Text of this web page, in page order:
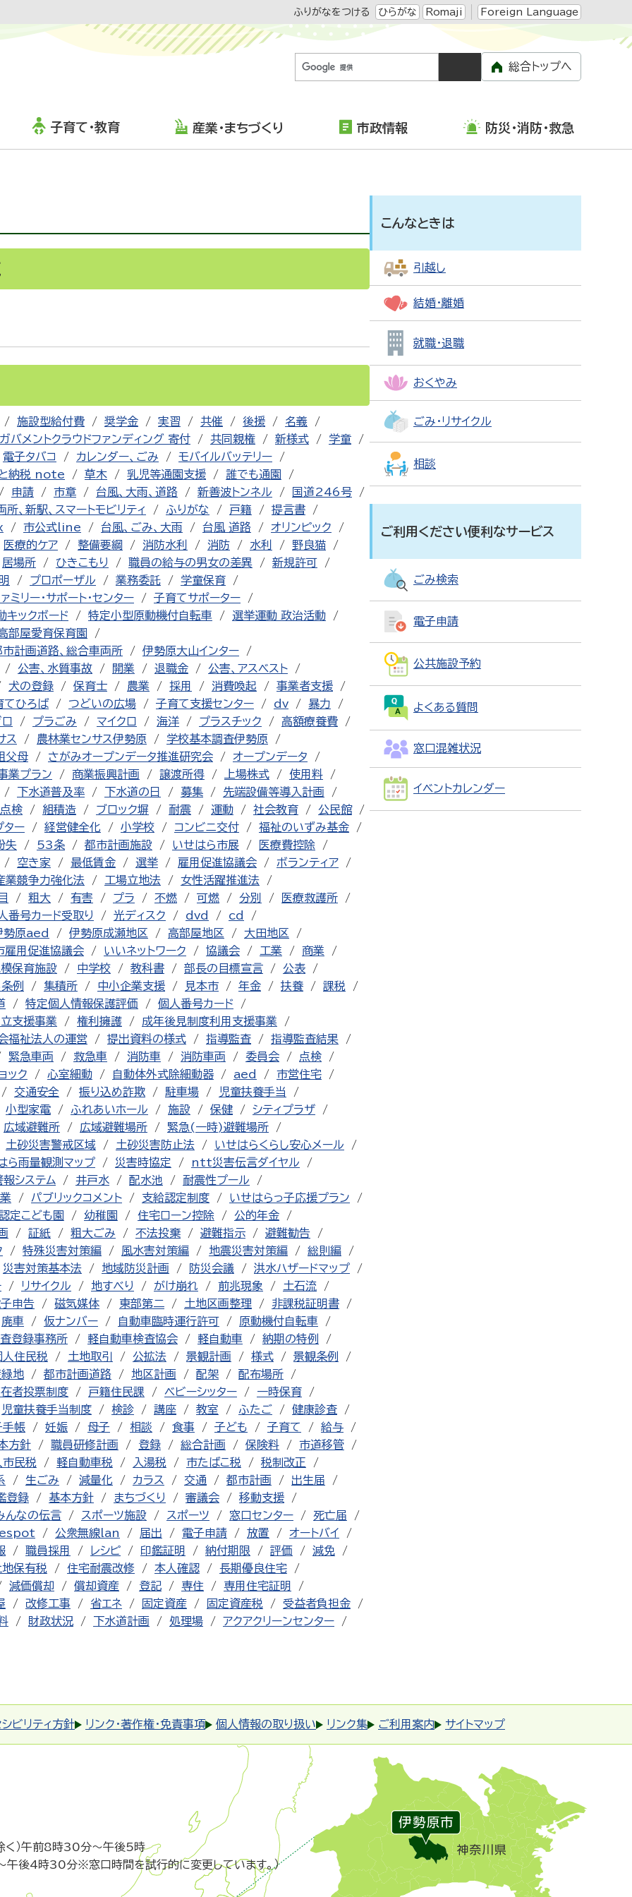
ふりがなをつける ひらがな Romaji Foreign Language
総合トップへ
子育て・教育 産業・まちづくり 市政情報 防災・消防・救急
施設型給付費 奨学金 実習 共催 後援
名義
バメントクラウドファンディング 寄付
共同親権 新様式
学童
電子タバコ
カレンダー、ごみ
モバイルバッテリー
納税 note
草木 乳児等通園支援
誰でも通園
申請
市章 台風、大雨、道路 新善波トンネル
国道246号
、新駅、スマートモビリティ
ふりがな 戸籍
提言書
市公式line 台風、ごみ、大雨 台風 道路
オリンピック
医療的ケア
整備要綱 消防水利 消防 水利
野良猫
居場所
ひきこもり 職員の給与の男女の差異
新規許可
プロポーザル 業務委託
学童保育
ミリー・サポート・センター
子育てサポーター
キックボード
特定小型原動機付自転車
選挙運動 政治活動
部屋愛育保育園
市計画道路、総合車両所
伊勢原大山インター
公害、水質事故
開業 退職金
公害、アスベスト
犬の登録
保育士 農業 採用 消費喚起
事業者支援
てひろば
つどいの広場 子育て支援センター dv
暴力
プラごみ マイクロ 海洋 プラスチック
高額療養費
ス
農林業センサス伊勢原
学校基本調査伊勢原
父母
さがみオープンデータ推進研究会
オープンデータ
業プラン
商業振興計画 譲渡所得 上場株式
使用料
下水道普及率
下水道の日 募集
先端設備等導入計画
検
組積造 ブロック塀 耐震 運動 社会教育
公民館
ター
経営健全化 小学校 コンビニ交付
福祉のいずみ基金
失
53条 都市計画施設 いせはら市展
医療費控除
空き家
最低賃金 選挙 雇用促進協議会
ボランティア
業競争力強化法
工場立地法
女性活躍推進法
粗大 有害 プラ 不燃 可燃 分別
医療救護所
番号カード受取り
光ディスク dvd
cd
勢原aed
伊勢原成瀬地区 高部屋地区
大田地区
雇用促進協議会
いいネットワーク 協議会 工業
商業
保育施設
中学校 教科書 部長の目標宣言
公表
例
集積所 中小企業支援 見本市 年金 扶養
課税
特定個人情報保護評価
個人番号カード
支援事業
権利擁護
成年後見制度利用支援事業
福祉法人の運営
提出資料の様式 指導監査
指導監査結果
緊急車両
救急車 消防車 消防車両 委員会
点検
ック
心室細動 自動体外式除細動器 aed
市営住宅
交通安全
振り込め詐欺 駐車場
児童扶養手当
小型家電
ふれあいホール 施設 保健
シティプラザ
広域避難所
広域避難場所
緊急(一時)避難場所
土砂災害警戒区域
土砂災害防止法
いせはらくらし安心メール
ら雨量観測マップ
災害時協定
ntt災害伝言ダイヤル
システム
井戸水 配水池
耐震性プール
パブリックコメント 支給認定制度
いせはらっ子応援プラン
定こども園
幼稚園 住宅ローン控除
公的年金
証紙 粗大ごみ 不法投棄 避難指示
避難勧告
特殊災害対策編 風水害対策編 地震災害対策編
総則編
災害対策基本法
地域防災計画 防災会議
洪水ハザードマップ
リサイクル 地すべり がけ崩れ 前兆現象
土石流
申告
磁気媒体 東部第二 土地区画整理
非課税証明書
廃車
仮ナンバー 自動車臨時運行許可
原動機付自転車
登録事務所
軽自動車検査協会 軽自動車
納期の特例
人住民税
土地取引 公拡法 景観計画 様式
景観条例
地
都市計画道路 地区計画 配架
配布場所
者投票制度
戸籍住民課 ベビーシッター
一時保育
児童扶養手当制度
検診 講座 教室 ふたご
健康診査
手帳
妊娠 母子 相談 食事 子ども 子育て
給与
方針
職員研修計画 登録 総合計画 保険料
市道移管
市民税
軽自動車税 入湯税 市たばこ税
税制改正
生ごみ 減量化 カラス 交通 都市計画
出生届
登録
基本方針 まちづくり 審議会
移動支援
んなの伝言
スポーツ施設 スポーツ 窓口センター
死亡届
公衆無線lan 届出 電子申請 放置
オートバイ
職員採用 レシピ 印鑑証明 納付期限 評価
減免
保有税
住宅耐震改修 本人確認
長期優良住宅
減価償却
償却資産 登記 専住
専用住宅証明
改修工事 省エネ 固定資産 固定資産税
受益者負担金
財政状況 下水道計画 処理場 アクアクリーンセンター
こんなときは
引越し
結婚・離婚
就職・退職
おくやみ
ごみ・リサイクル
相談
ご利用ください便利なサービス
ごみ検索
電子申請
公共施設予約
よくある質問
窓口混雑状況
イベントカレンダー
ビリティ方針 リンク・著作権・免責事項 個人情報の取り扱い リンク集 ご利用案内 サイトマップ
く）午前8時30分～午後5時
午後4時30分※窓口時間を試行的に変更しています。）